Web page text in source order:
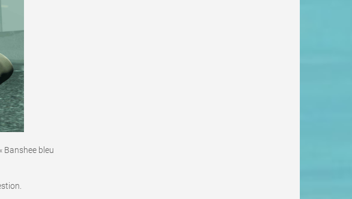
Banshee bleu